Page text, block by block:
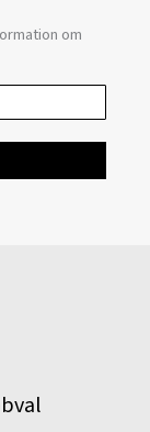
om